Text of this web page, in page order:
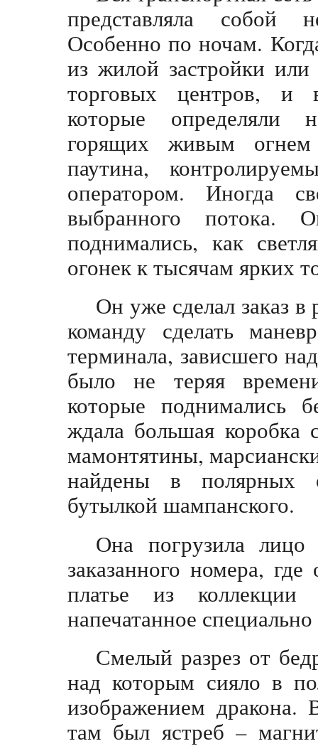
представляла собой
Особенно по ночам.
из жилой застройки
торговых центров, и
которые определяли
горящих живым
паутина,
оператором. Иногда
выбранного потока.
поднимались, как
огонек к тысячам ярких
Он уже сделал заказ в
команду сделать
терминала, зависшего
было не теряя
которые поднимались
ждала большая коробка
мамонтятины,
найдены в полярных
бутылкой шампанского.
Она погрузила
заказанного номера,
платье из коллекции
напечатанное
Смелый разрез от
над которым сияло в
изображением
там был ястреб –